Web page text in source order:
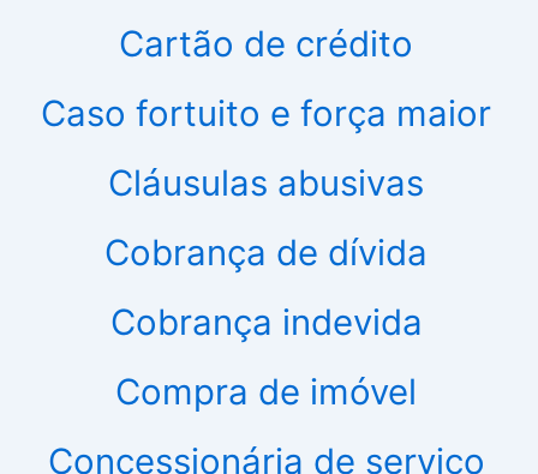
Cartão de crédito
Caso fortuito e força maior
Cláusulas abusivas
Cobrança de dívida
Cobrança indevida
Compra de imóvel
Concessionária de serviço